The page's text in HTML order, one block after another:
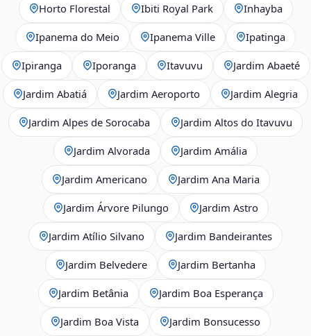
Horto Florestal Ibiti Royal Park Inhayba
Ipanema do Meio Ipanema Ville Ipatinga
Ipiranga Iporanga Itavuvu Jardim Abaeté
Jardim Abatiá Jardim Aeroporto Jardim Alegria
Jardim Alpes de Sorocaba Jardim Altos do Itavuvu
Jardim Alvorada Jardim Amália
Jardim Americano Jardim Ana Maria
Jardim Árvore Pilungo Jardim Astro
Jardim Atílio Silvano Jardim Bandeirantes
Jardim Belvedere Jardim Bertanha
Jardim Betânia Jardim Boa Esperança
Jardim Boa Vista Jardim Bonsucesso